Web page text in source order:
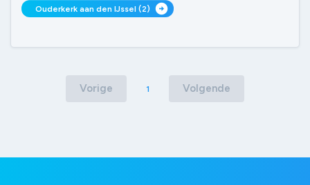
Ouderkerk aan den IJssel (2) arrow_circle_right
Vorige 1 Volgende